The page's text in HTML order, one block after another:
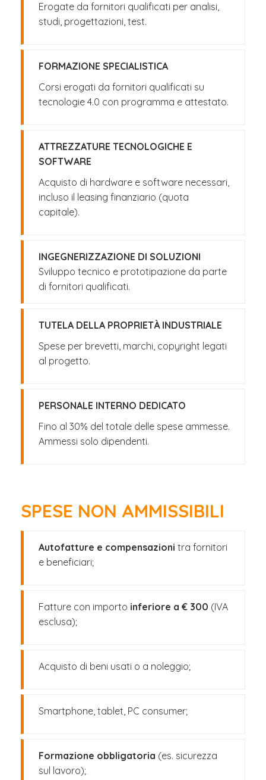
Erogate da fornitori qualificati per analisi,
studi, progettazioni, test.
FORMAZIONE SPECIALISTICA
Corsi erogati da fornitori qualificati su
tecnologie 4.0 con programma e attestato.
ATTREZZATURE TECNOLOGICHE E
SOFTWARE
Acquisto di hardware e software necessari,
incluso il leasing finanziario (quota
capitale).
INGEGNERIZZAZIONE DI SOLUZIONI
Sviluppo tecnico e prototipazione da parte
di fornitori qualificati.
TUTELA DELLA PROPRIETÀ INDUSTRIALE
Spese per brevetti, marchi, copyright legati
al progetto.
PERSONALE INTERNO DEDICATO
Fino al 30% del totale delle spese ammesse.
Ammessi solo dipendenti.
SPESE NON AMMISSIBILI
Autofatture e compensazioni tra fornitori
e beneficiari;
Fatture con importo inferiore a € 300 (IVA
esclusa);
Acquisto di beni usati o a noleggio;
Smartphone, tablet, PC consumer;
Formazione obbligatoria (es. sicurezza
sul lavoro);